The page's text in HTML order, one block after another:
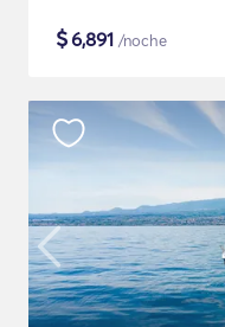
$6,891 /noche